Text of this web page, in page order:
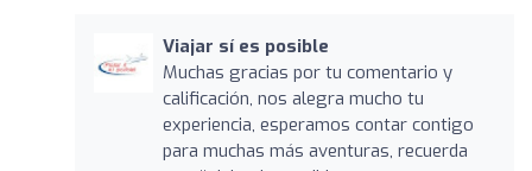
Viajar sí es posible
Muchas gracias por tu comentario y
calificación, nos alegra mucho tu
experiencia, esperamos contar contigo
para muchas más aventuras, recuerda